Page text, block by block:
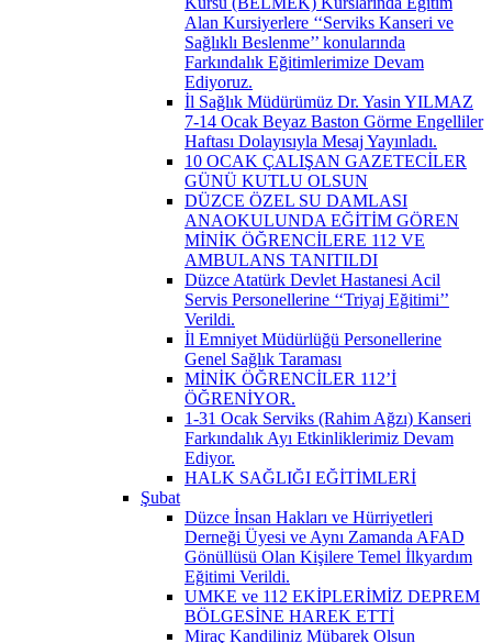
Alan Kursiyerlere ‘‘Serviks Kanseri ve
Sağlıklı Beslenme’’ konularında
Farkındalık Eğitimlerimize Devam
Ediyoruz.
İl Sağlık Müdürümüz Dr. Yasin YILMAZ
7-14 Ocak Beyaz Baston Görme Engelliler
Haftası Dolayısıyla Mesaj Yayınladı.
10 OCAK ÇALIŞAN GAZETECİLER
GÜNÜ KUTLU OLSUN
DÜZCE ÖZEL SU DAMLASI
ANAOKULUNDA EĞİTİM GÖREN
MİNİK ÖĞRENCİLERE 112 VE
AMBULANS TANITILDI
Düzce Atatürk Devlet Hastanesi Acil
Servis Personellerine ‘‘Triyaj Eğitimi’’
Verildi.
İl Emniyet Müdürlüğü Personellerine
Genel Sağlık Taraması
MİNİK ÖĞRENCİLER 112’İ
ÖĞRENİYOR.
1-31 Ocak Serviks (Rahim Ağzı) Kanseri
Farkındalık Ayı Etkinliklerimiz Devam
Ediyor.
HALK SAĞLIĞI EĞİTİMLERİ
Şubat
Düzce İnsan Hakları ve Hürriyetleri
Derneği Üyesi ve Aynı Zamanda AFAD
Gönüllüsü Olan Kişilere Temel İlkyardım
Eğitimi Verildi.
UMKE ve 112 EKİPLERİMİZ DEPREM
BÖLGESİNE HAREK ETTİ
Miraç Kandiliniz Mübarek Olsun